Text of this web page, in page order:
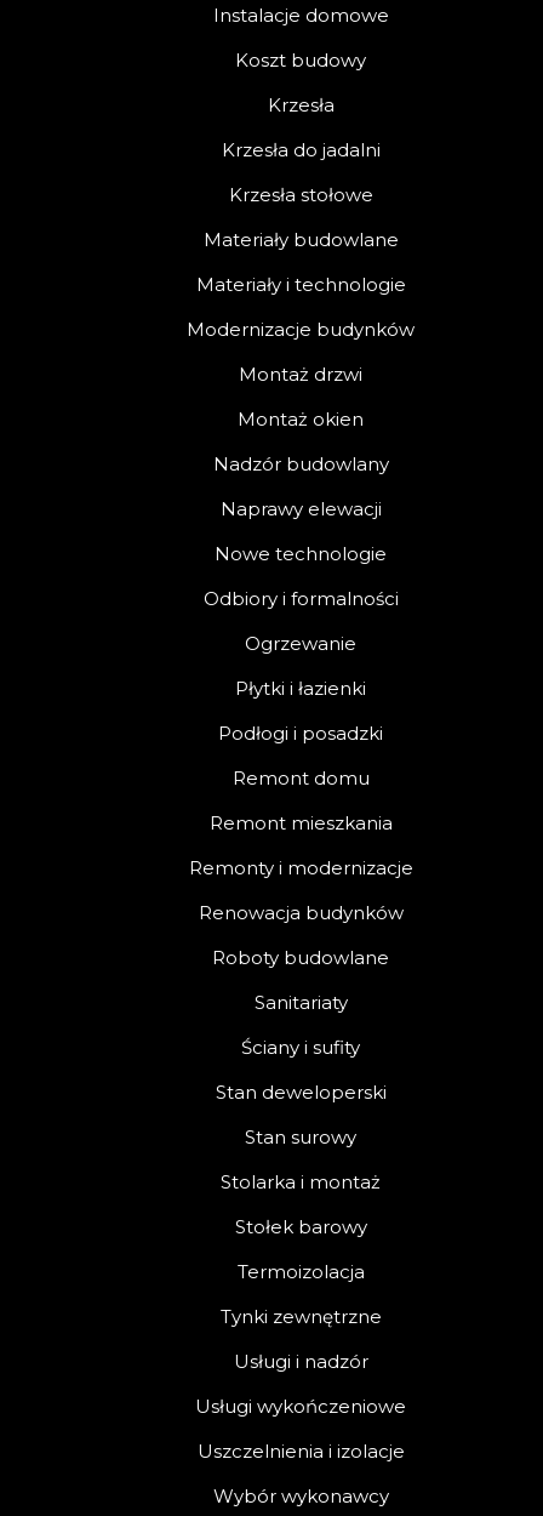
Instalacje domowe
Koszt budowy
Krzesła
Krzesła do jadalni
Krzesła stołowe
Materiały budowlane
Materiały i technologie
Modernizacje budynków
Montaż drzwi
Montaż okien
Nadzór budowlany
Naprawy elewacji
Nowe technologie
Odbiory i formalności
Ogrzewanie
Płytki i łazienki
Podłogi i posadzki
Remont domu
Remont mieszkania
Remonty i modernizacje
Renowacja budynków
Roboty budowlane
Sanitariaty
Ściany i sufity
Stan deweloperski
Stan surowy
Stolarka i montaż
Stołek barowy
Termoizolacja
Tynki zewnętrzne
Usługi i nadzór
Usługi wykończeniowe
Uszczelnienia i izolacje
Wybór wykonawcy